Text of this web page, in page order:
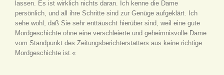
lassen. Es ist wirklich nichts daran. Ich kenne die Dame
persönlich, und all ihre Schritte sind zur Genüge aufgeklärt. Ich
sehe wohl, daß Sie sehr enttäuscht hierüber sind, weil eine gute
Mordgeschichte ohne eine verschleierte und geheimnisvolle Dame
vom Standpunkt des Zeitungsberichterstatters aus keine richtige
Mordgeschichte ist.«